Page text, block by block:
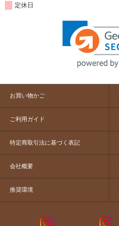
定休日
お買い物かご
ご利用ガイド
特定商取引法に基づく表記
会社概要
推奨環境